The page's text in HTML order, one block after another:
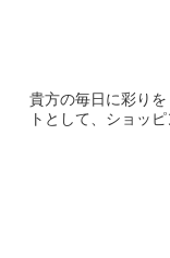
貴方の毎日に彩り
トとして、ショッ